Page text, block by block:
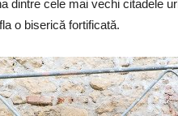
dintre cele mai vechi citadele
o biserică fortificată.